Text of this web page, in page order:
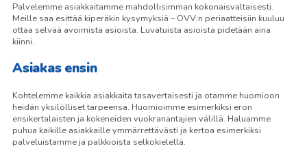
Palvelemme asiakkaitamme mahdollisimman kokonaisvaltaisesti.
Meille saa esittää kiperäkin kysymyksiä – OVV:n periaatteisiin kuuluu
ottaa selvää avoimista asioista. Luvatuista asioista pidetään aina
kiinni.
Asiakas ensin
Kohtelemme kaikkia asiakkaita tasavertaisesti ja otamme huomioon
heidän yksilölliset tarpeensa. Huomioimme esimerkiksi eron
ensikertalaisten ja kokeneiden vuokranantajien välillä. Haluamme
puhua kaikille asiakkaille ymmärrettävästi ja kertoa esimerkiksi
palveluistamme ja palkkioista selkokielellä.